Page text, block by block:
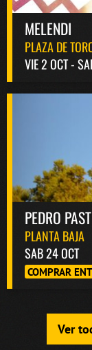
MELENDI
PLAZA DE
VIE 2 OCT -
PEDRO
PLANTA BAJA
SAB 24 OCT
COMPRAR
Ver